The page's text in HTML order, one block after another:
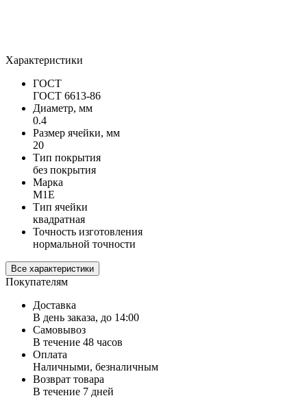
Характеристики
ГОСТ
ГОСТ 6613-86
Диаметр, мм
0.4
Размер ячейки, мм
20
Тип покрытия
без покрытия
Марка
М1Е
Тип ячейки
квадратная
Точность изготовления
нормальной точности
Все характеристики
Покупателям
Доставка
В день заказа, до 14:00
Самовывоз
В течение 48 часов
Оплата
Наличными, безналичным
Возврат товара
В течение 7 дней